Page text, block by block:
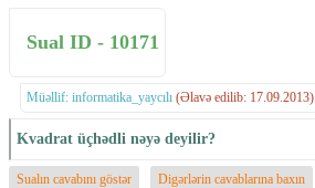
Sual ID - 10171
Müəllif: informatika_yaycılı (Əlavə edilib: 17.09.2013)
Kvadrat üçhədli nəyə deyilir?
Sualın cavabını göstər Digərlərin cavablarına baxın